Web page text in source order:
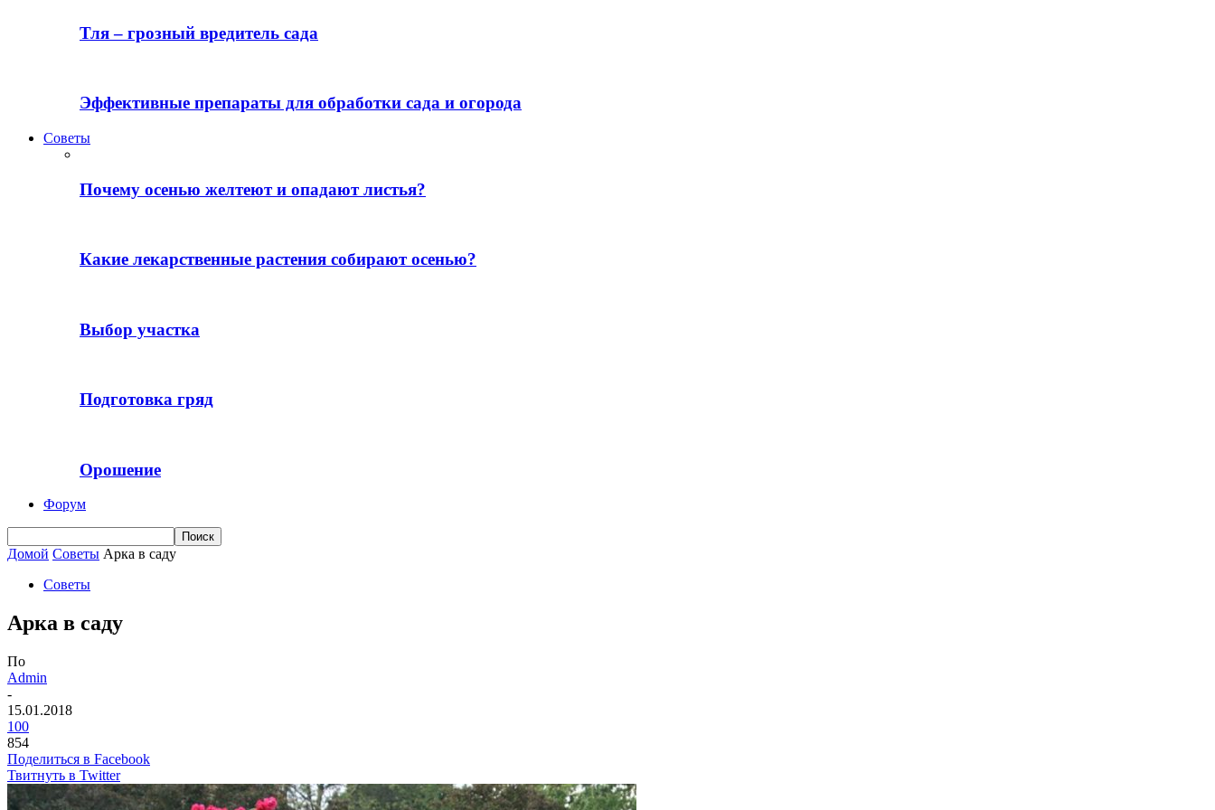
Тля – грозный вредитель сада
Эффективные препараты для обработки сада и огорода
Советы
Почему осенью желтеют и опадают листья?
Какие лекарственные растения собирают осенью?
Выбор участка
Подготовка гряд
Орошение
Форум
Домой Советы Арка в саду
Советы
Арка в саду
По
Admin
-
15.01.2018
100
854
Поделиться в Facebook
Твитнуть в Twitter